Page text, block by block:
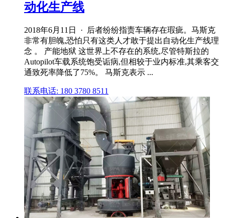
动化生产线
2018年6月11日 · 后者纷纷指责车辆存在瑕疵。马斯克
非常有胆魄,恐怕只有这类人才敢于提出自动化生产线理
念 。 产能地狱 这世界上不存在的系统,尽管特斯拉的
Autopilot车载系统饱受诟病,但相较于业内标准,其乘客交
通致死率降低了75%。 马斯克表示 ...
联系电话: 180 3780 8511